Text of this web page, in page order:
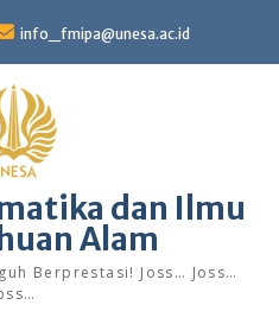
info_fmipa@unesa.ac.id
dan Ilmu
Alam
Berprestasi! Joss… Joss…